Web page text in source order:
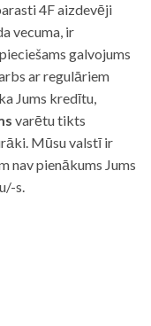
4F aizdevēji
vecuma, ir
galvojums
ar regulāriem
Jums kredītu,
varētu tikts
Mūsu valstī ir
nav pienākums Jums
s.